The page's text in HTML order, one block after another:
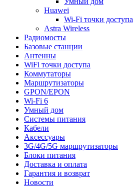
Huawei
Wi-Fi точки доступа
Astra Wireless
Радиомосты
Базовые станции
Антенны
WiFi точки доступа
Коммутаторы
Маршрутизаторы
GPON/EPON
Wi-Fi 6
Умный дом
Системы питания
Кабели
Аксессуары
3G/4G/5G маршрутизаторы
Блоки питания
Доставка и оплата
Гарантия и возврат
Новости